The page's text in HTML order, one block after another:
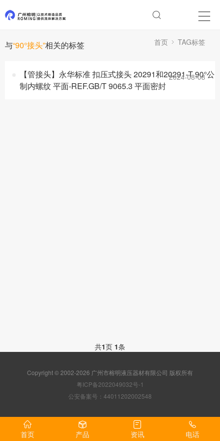
与“90°接头”相关的标签 首页 TAG标签
【管接头】永华标准 扣压式接头 20291和20291-T 90°公
制内螺纹 平面-REF.GB/T 9065.3 平面密封
2024-08-08
共1页 1条
Copyright © 2002-2026 广州市榕明液压器材有限公司 版权所有
粤ICP备2022049032号-1
公安备案号：44011202002548
首页 产品 资讯 电话